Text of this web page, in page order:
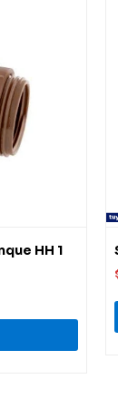
HH 1